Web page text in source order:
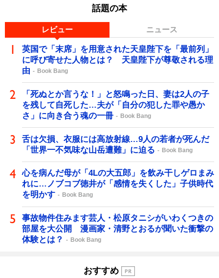
話題の本
レビュー ニュース
英国で「末席」を用意された天皇陛下を「最前列」
に呼び寄せた人物とは？ 天皇陛下が尊敬される理
由
Book Bang
「死ぬとか言うな！」と怒鳴った日、妻は2人の子
を残して自死した…夫が「自分の犯した罪や愚か
さ」に向き合う魂の一冊
Book Bang
舌は欠損、衣服には高放射線…9人の若者が死んだ
「世界一不気味な山岳遭難」に迫る
Book Bang
心を病んだ母が「4Lの大五郎」を飲み干しゲロまみ
れに…ノブコブ徳井が「感情を失くした」子供時代
を明かす
Book Bang
事故物件住みます芸人・松原タニシがいわくつきの
部屋を大公開 漫画家・清野とおるが聞いた衝撃の
体験とは？
Book Bang
おすすめ